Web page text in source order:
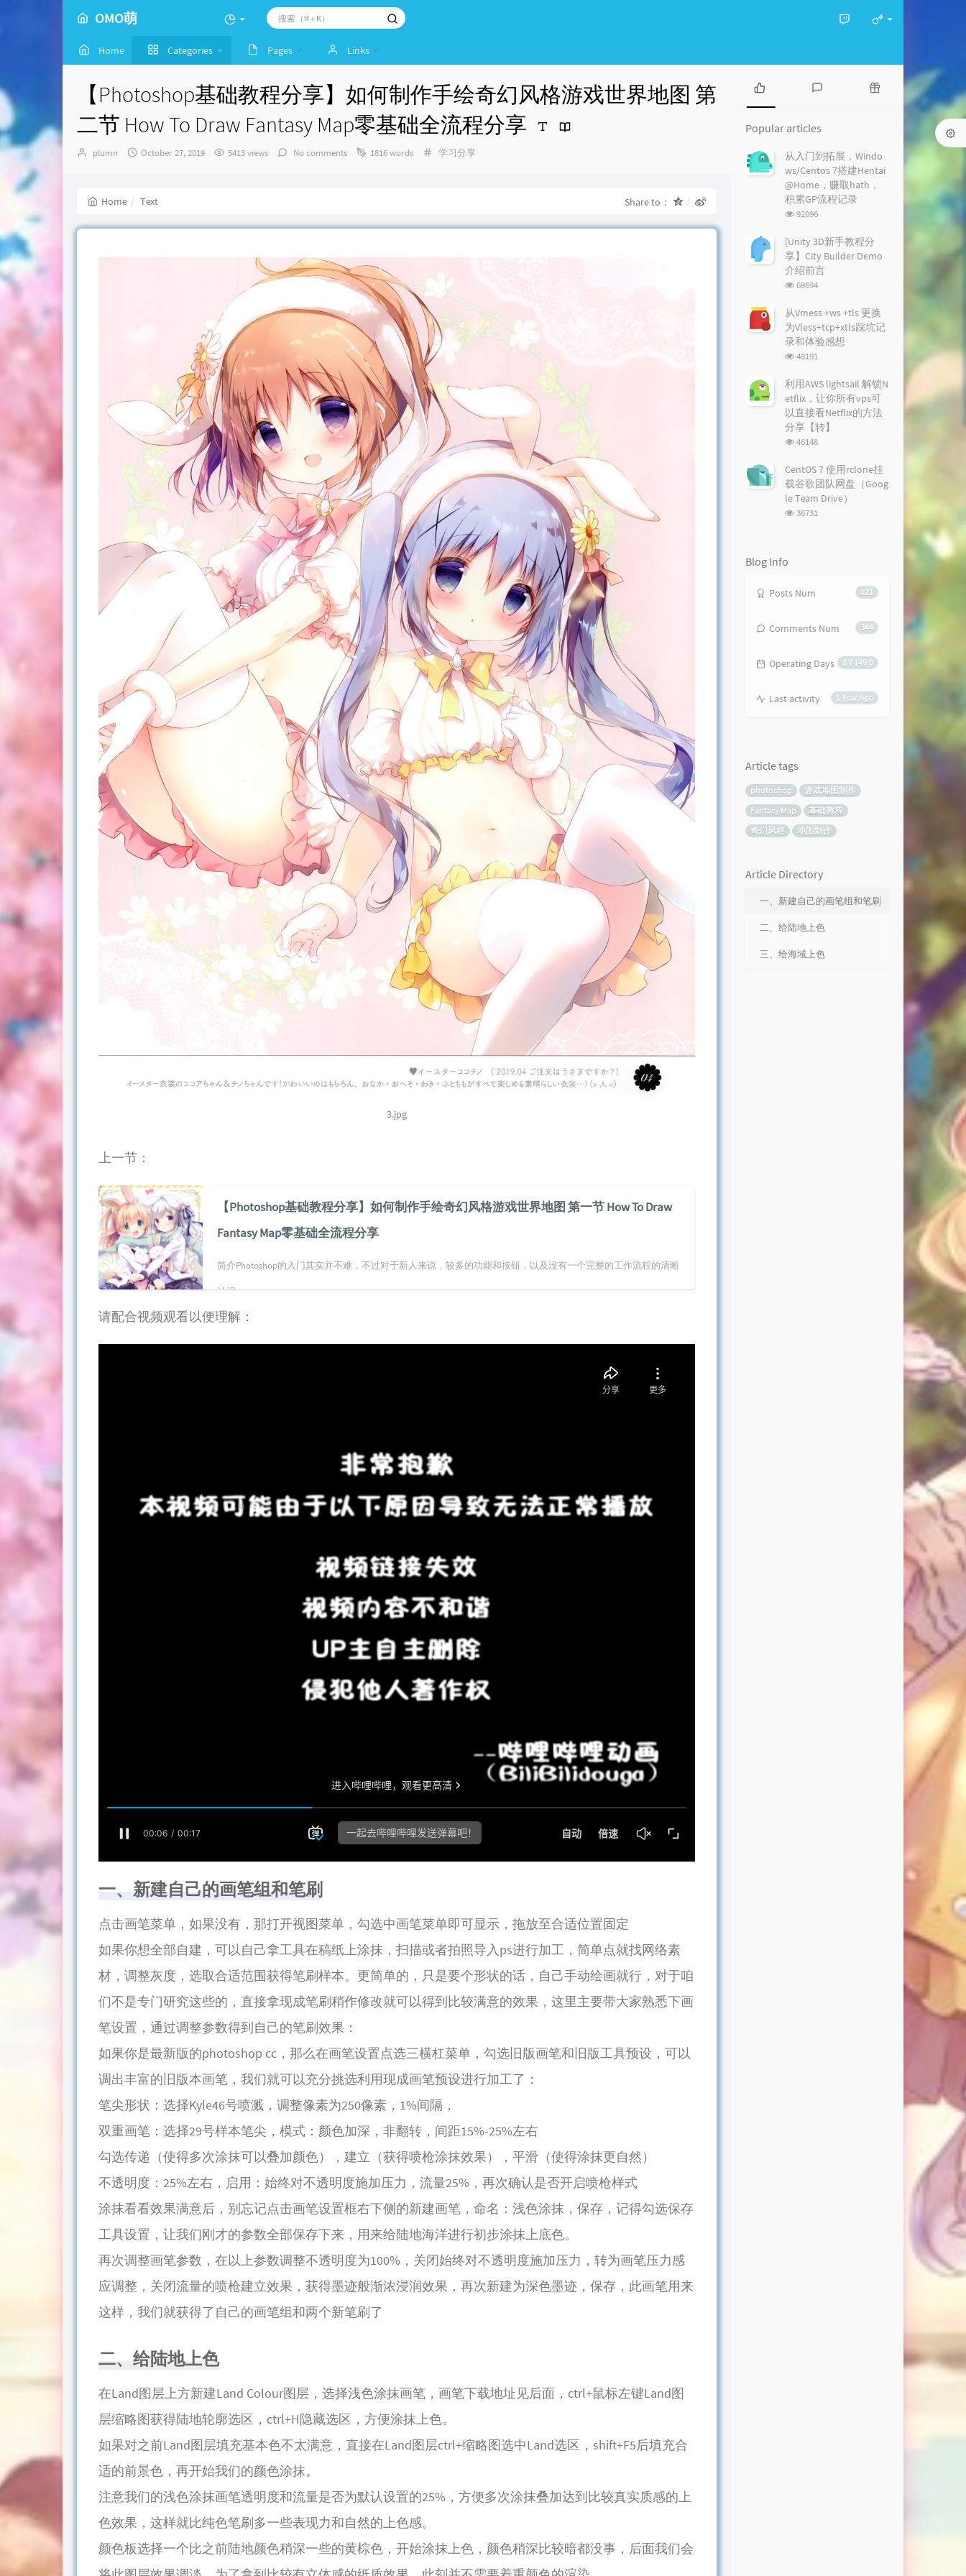
OMO萌
Home Categories Pages Links
【Photoshop基础教程分享】如何制作手绘奇幻风格游戏世界地图 第
二节 How To Draw Fantasy Map零基础全流程分享
Author：
plumn
发
October 27, 2019 5413 views No comments 1816 words Categories：
学习分享
Home Text Share to：
3.jpg
上一节：
【Photoshop基础教程分享】如何制作手绘奇幻风格游戏世界地图 第一节 How To Draw
Fantasy Map零基础全流程分享
简介Photoshop的入门其实并不难，不过对于新人来说，较多的功能和按钮，以及没有一个完整的工作流程的清晰
认识，...
请配合视频观看以便理解：
一、新建自己的画笔组和笔刷
点击画笔菜单，如果没有，那打开视图菜单，勾选中画笔菜单即可显示，拖放至合适位置固定
如果你想全部自建，可以自己拿工具在稿纸上涂抹，扫描或者拍照导入ps进行加工，简单点就找网络素
材，调整灰度，选取合适范围获得笔刷样本。更简单的，只是要个形状的话，自己手动绘画就行，对于咱
们不是专门研究这些的，直接拿现成笔刷稍作修改就可以得到比较满意的效果，这里主要带大家熟悉下画
笔设置，通过调整参数得到自己的笔刷效果：
如果你是最新版的photoshop cc，那么在画笔设置点选三横杠菜单，勾选旧版画笔和旧版工具预设，可以
调出丰富的旧版本画笔，我们就可以充分挑选利用现成画笔预设进行加工了：
笔尖形状：选择Kyle46号喷溅，调整像素为250像素，1%间隔，
双重画笔：选择29号样本笔尖，模式：颜色加深，非翻转，间距15%-25%左右
勾选传递（使得多次涂抹可以叠加颜色），建立（获得喷枪涂抹效果），平滑（使得涂抹更自然）
不透明度：25%左右，启用：始终对不透明度施加压力，流量25%，再次确认是否开启喷枪样式
涂抹看看效果满意后，别忘记点击画笔设置框右下侧的新建画笔，命名：浅色涂抹，保存，记得勾选保存
工具设置，让我们刚才的参数全部保存下来，用来给陆地海洋进行初步涂抹上底色。
再次调整画笔参数，在以上参数调整不透明度为100%，关闭始终对不透明度施加压力，转为画笔压力感
应调整，关闭流量的喷枪建立效果，获得墨迹般渐浓浸润效果，再次新建为深色墨迹，保存，此画笔用来
这样，我们就获得了自己的画笔组和两个新笔刷了
二、给陆地上色
在Land图层上方新建Land Colour图层，选择浅色涂抹画笔，画笔下载地址见后面，ctrl+鼠标左键Land图
层缩略图获得陆地轮廓选区，ctrl+H隐藏选区，方便涂抹上色。
如果对之前Land图层填充基本色不太满意，直接在Land图层ctrl+缩略图选中Land选区，shift+F5后填充合
适的前景色，再开始我们的颜色涂抹。
注意我们的浅色涂抹画笔透明度和流量是否为默认设置的25%，方便多次涂抹叠加达到比较真实质感的上
色效果，这样就比纯色笔刷多一些表现力和自然的上色感。
颜色板选择一个比之前陆地颜色稍深一些的黄棕色，开始涂抹上色，颜色稍深比较暗都没事，后面我们会
P
p
u
l
a
t
c
s
t
e
s
c
o
m
n
t
d
o
a
Popular articles
从入门到拓展，Windo
ws/Centos 7搭建Hentai
@Home，赚取hath，
积累GP流程记录
浏
次
数:
92096
[Unity 3D新手教程分
享】City Builder Demo
介绍前言
浏
次
数:
69694
从Vmess +ws +tls 更换
为Vless+tcp+xtls踩坑记
录和体验感想
浏
次
数:
48191
利用AWS lightsail 解锁N
etflix，让你所有vps可
以直接看Netflix的方法
分享【转】
浏
次
数:
46148
CentOS 7 使用rclone挂
载谷歌团队网盘（Goog
le Team Drive）
浏
36731
Blog Info
121
Posts Num
344
Comments Num
8 Y 149 D
Operating Days
1 Year Ago
Last activity
Article tags
photoshop
游戏地图制作
Fantasy Map
基础教程
奇幻风格
地图制作
Article Directory
一、新建自己的画笔组和笔刷
二、给陆地上色
三、给海域上色